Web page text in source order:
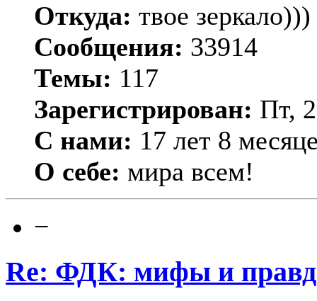
Откуда: твое зеркало)))
Сообщения: 33914
Темы: 117
Зарегистрирован: Пт,
С нами: 17 лет 8
О себе: мира всем!
−
Re: ФДК: мифы и